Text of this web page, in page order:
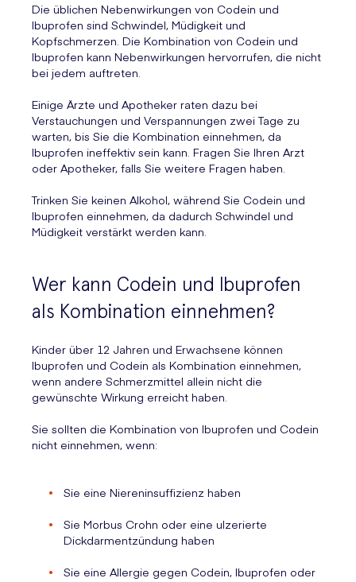
Die üblichen Nebenwirkungen von Codein und
Ibuprofen sind Schwindel, Müdigkeit und
Kopfschmerzen. Die Kombination von Codein und
Ibuprofen kann Nebenwirkungen hervorrufen, die nicht
bei jedem auftreten.
Einige Ärzte und Apotheker raten dazu bei
Verstauchungen und Verspannungen zwei Tage zu
warten, bis Sie die Kombination einnehmen, da
Ibuprofen ineffektiv sein kann. Fragen Sie Ihren Arzt
oder Apotheker, falls Sie weitere Fragen haben.
Trinken Sie keinen Alkohol, während Sie Codein und
Ibuprofen einnehmen, da dadurch Schwindel und
Müdigkeit verstärkt werden kann.
Wer kann Codein und Ibuprofen
als Kombination einnehmen?
Kinder über 12 Jahren und Erwachsene können
Ibuprofen und Codein als Kombination einnehmen,
wenn andere Schmerzmittel allein nicht die
gewünschte Wirkung erreicht haben.
Sie sollten die Kombination von Ibuprofen und Codein
nicht einnehmen, wenn:
Sie eine Niereninsuffizienz haben
Sie Morbus Crohn oder eine ulzerierte
Dickdarmentzündung haben
Sie eine Allergie gegen Codein, Ibuprofen oder